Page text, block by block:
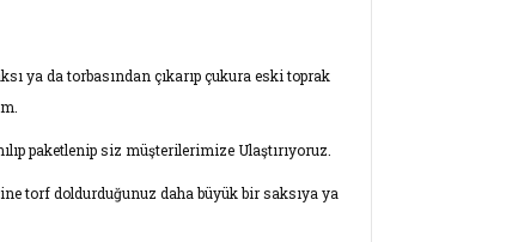
ya da torbasından çıkarıp çukura eski toprak
paketlenip siz müşterilerimize Ulaştırıyoruz.
torf doldurduğunuz daha büyük bir saksıya ya